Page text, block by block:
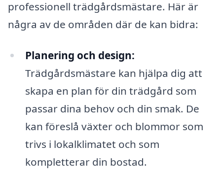
professionell trädgårdsmästare. Här är
några av de områden där de kan bidra:
Planering och design:
Trädgårdsmästare kan hjälpa dig att
skapa en plan för din trädgård som
passar dina behov och din smak. De
kan föreslå växter och blommor som
trivs i lokalklimatet och som
kompletterar din bostad.